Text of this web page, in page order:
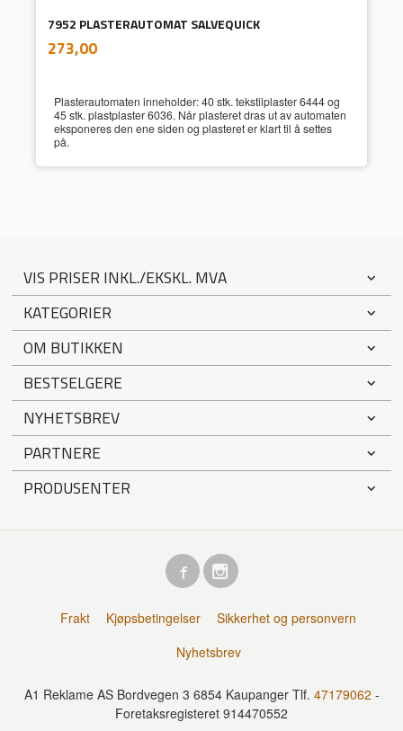
7952 PLASTERAUTOMAT SALVEQUICK
Pris
273,00mva.
Plasterautomaten inneholder: 40 stk. tekstilplaster 6444 og
45 stk. plastplaster 6036. Når plasteret dras ut av automaten
eksponeres den ene siden og plasteret er klart til å settes
på.
VIS PRISER INKL./EKSKL. MVA
KATEGORIER
OM BUTIKKEN
BESTSELGERE
NYHETSBREV
PARTNERE
PRODUSENTER
Frakt Kjøpsbetingelser
Sikkerhet og personvern
Nyhetsbrev
A1 Reklame AS Bordvegen 3 6854 Kaupanger Tlf. 47179062 -
Foretaksregisteret 914470552